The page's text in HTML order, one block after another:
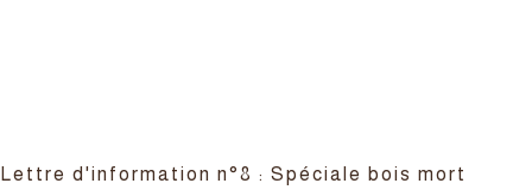
Lettre d'information n°8 : Spéciale bois mort